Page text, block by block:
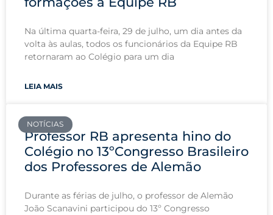
Na última quarta-feira, 29 de julho, um dia antes da
volta às aulas, todos os funcionários da Equipe RB
retornaram ao Colégio para um dia
LEIA MAIS
NOTÍCIAS
Professor RB apresenta hino do
Colégio no 13ºCongresso Brasileiro
dos Professores de Alemão
Durante as férias de julho, o professor de Alemão
João Scanavini participou do 13º Congresso